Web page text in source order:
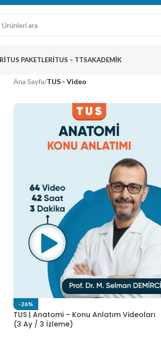
TUS PAKETLERITUS – TTSAKADEMIK
Ana Sayfa/TUS - Video
-26%
TUS | Anatomi – Konu Anlatım Videoları
(3 Ay / 3 İzleme)